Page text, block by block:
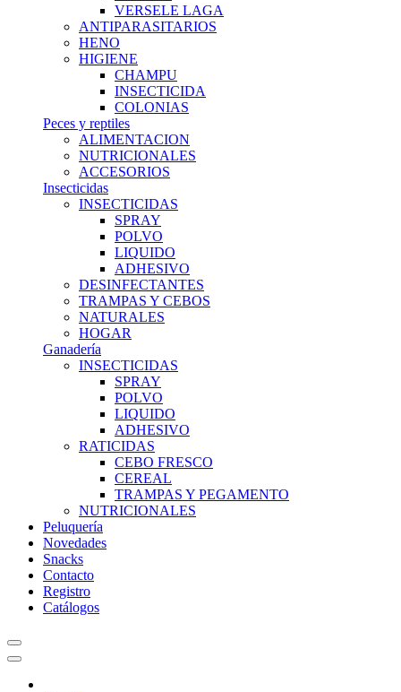
VERSELE LAGA
ANTIPARASITARIOS
HENO
HIGIENE
CHAMPU
INSECTICIDA
COLONIAS
Peces y reptiles
ALIMENTACION
NUTRICIONALES
ACCESORIOS
Insecticidas
INSECTICIDAS
SPRAY
POLVO
LIQUIDO
ADHESIVO
DESINFECTANTES
TRAMPAS Y CEBOS
NATURALES
HOGAR
Ganadería
INSECTICIDAS
SPRAY
POLVO
LIQUIDO
ADHESIVO
RATICIDAS
CEBO FRESCO
CEREAL
TRAMPAS Y PEGAMENTO
NUTRICIONALES
Peluquería
Novedades
Snacks
Contacto
Registro
Catálogos